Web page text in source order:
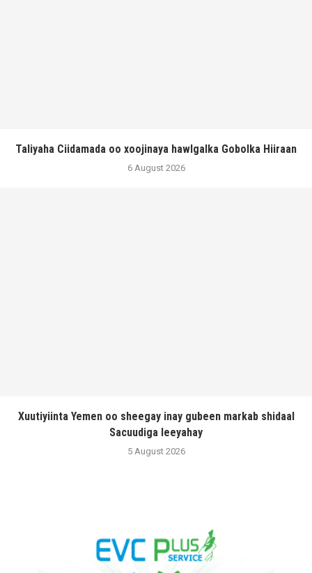
Taliyaha Ciidamada oo xoojinaya hawlgalka Gobolka Hiiraan
6 August 2026
Xuutiyiinta Yemen oo sheegay inay gubeen markab shidaal
Sacuudiga leeyahay
5 August 2026